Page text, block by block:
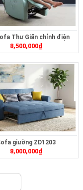
Thư Giãn chỉnh điện
ZTD-414
8,500,000₫
giường ZD1203
8,000,000₫